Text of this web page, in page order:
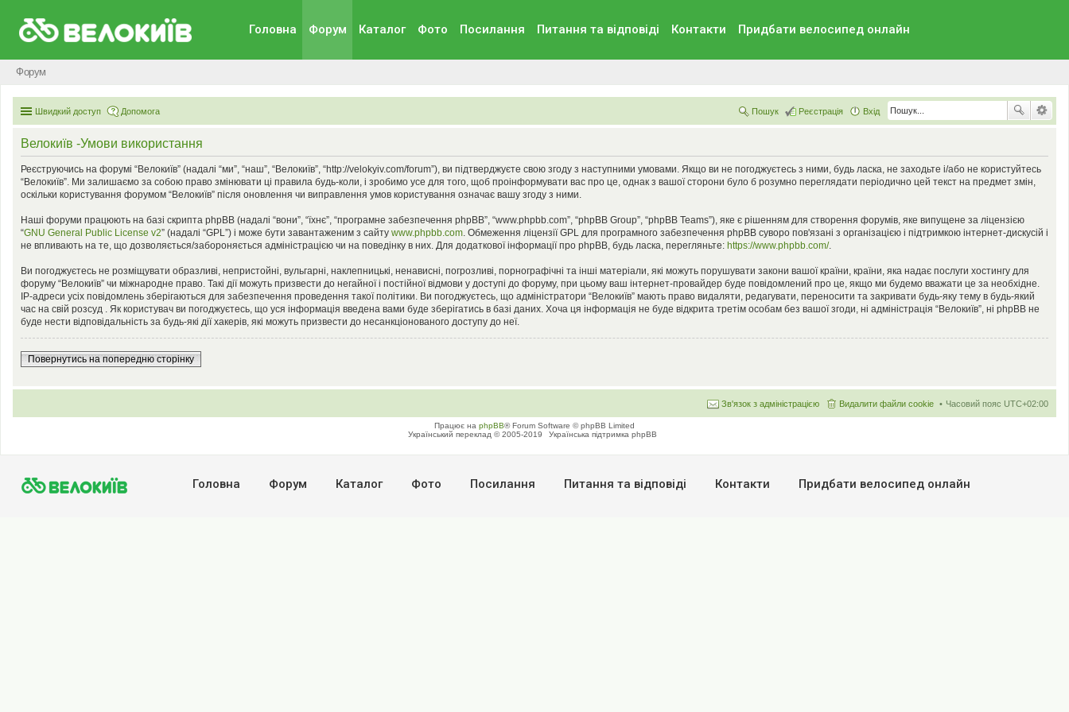
Головна Форум Каталог Фото Посилання Питання та вiдповiдi Контакти Придбати велосипед онлайн
Форум
Швидкий доступ Допомога Вхід
Реєстрація
Пошук
Велокиїв -Умови використання
Реєструючись на форумі “Велокиїв” (надалі “ми”, “наш”, “Велокиїв”, “http://velokyiv.com/forum”), ви підтверджуєте свою згоду з наступними умовами. Якщо ви не погоджуєтесь з ними, будь ласка, не заходьте і/або не користуйтесь
“Велокиїв”. Ми залишаємо за собою право змінювати ці правила будь-коли, і зробимо усе для того, щоб проінформувати вас про це, однак з вашої сторони було б розумно переглядати періодично цей текст на предмет змін,
оскільки користування форумом “Велокиїв” після оновлення чи виправлення умов користування означає вашу згоду з ними.
Наші форуми працюють на базі скрипта phpBB (надалі “вони”, “їхнє”, “програмне забезпечення phpBB”, “www.phpbb.com”, “phpBB Group”, “phpBB Teams”), яке є рішенням для створення форумів, яке випущене за ліцензією
“GNU General Public License v2” (надалі “GPL”) і може бути завантаженим з сайту www.phpbb.com. Обмеження ліцензії GPL для програмного забезпечення phpBB суворо пов'язані з організацією і підтримкою інтернет-дискусій і
не впливають на те, що дозволяється/забороняється адміністрацією чи на поведінку в них. Для додаткової інформації про phpBB, будь ласка, перегляньте: https://www.phpbb.com/.
Ви погоджуєтесь не розміщувати образливі, непристойні, вульгарні, наклепницькі, ненависні, погрозливі, порнографічні та інші матеріали, які можуть порушувати закони вашої країни, країни, яка надає послуги хостингу для
форуму “Велокиїв” чи міжнародне право. Такі дії можуть призвести до негайної і постійної відмови у доступі до форуму, при цьому ваш інтернет-провайдер буде повідомлений про це, якщо ми будемо вважати це за необхідне.
IP-адреси усіх повідомлень зберігаються для забезпечення проведення такої політики. Ви погоджуєтесь, що адміністратори “Велокиїв” мають право видаляти, редагувати, переносити та закривати будь-яку тему в будь-який
час на свій розсуд . Як користувач ви погоджуєтесь, що уся інформація введена вами буде зберігатись в базі даних. Хоча ця інформація не буде відкрита третім особам без вашої згоди, ні адміністрація “Велокиїв”, ні phpBB не
буде нести відповідальність за будь-які дії хакерів, які можуть призвести до несанкціонованого доступу до неї.
Повернутись на попередню сторінку
Часовий пояс UTC+02:00
Видалити файли cookie
Зв'язок з адміністрацією
Працює на phpBB® Forum Software © phpBB Limited
Український переклад © 2005-2019
Українська підтримка phpBB
Головна Форум Каталог Фото Посилання Питання та вiдповiдi Контакти Придбати велосипед онлайн